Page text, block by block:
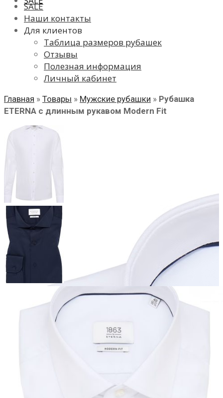
SALE
Наши контакты
Для клиентов
Таблица размеров рубашек
Отзывы
Полезная информация
Личный кабинет
Главная » Товары » Мужские рубашки » Рубашка
ETERNA с длинным рукавом Modern Fit